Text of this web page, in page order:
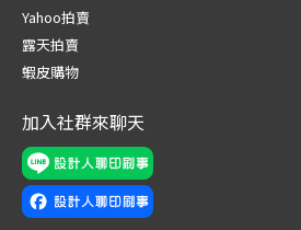
new
window
new
window
Yahoo拍賣
露天拍賣
蝦皮購物
加入社群來聊天